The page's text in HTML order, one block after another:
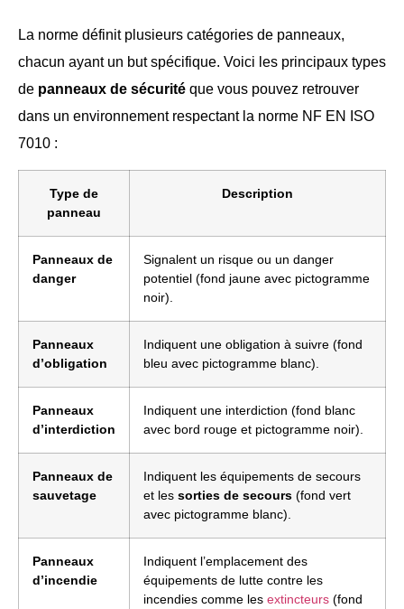
La norme définit plusieurs catégories de panneaux,
chacun ayant un but spécifique. Voici les principaux types
de panneaux de sécurité que vous pouvez retrouver
dans un environnement respectant la norme NF EN ISO
7010 :
Type de
panneau
Description
Panneaux de
danger
Signalent un risque ou un danger
potentiel (fond jaune avec pictogramme
noir).
Panneaux
d’obligation
Indiquent une obligation à suivre (fond
bleu avec pictogramme blanc).
Panneaux
d’interdiction
Indiquent une interdiction (fond blanc
avec bord rouge et pictogramme noir).
Panneaux de
sauvetage
Indiquent les équipements de secours
et les sorties de secours (fond vert
avec pictogramme blanc).
Panneaux
d’incendie
Indiquent l’emplacement des
équipements de lutte contre les
incendies comme les extincteurs (fond